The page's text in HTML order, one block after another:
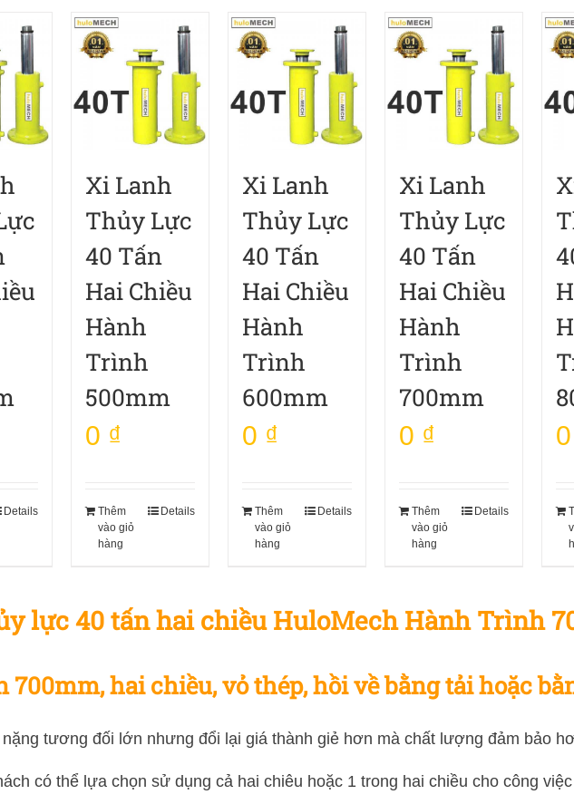
Details
Xi Lanh
Thủy Lực
40 Tấn
Hai Chiều
Hành
Trình
500mm
0 ₫
Thêm
vào giỏ
hàng
Details
Xi Lanh
Thủy Lực
40 Tấn
Hai Chiều
Hành
Trình
600mm
0 ₫
Thêm
vào giỏ
hàng
Details
Xi Lanh
Thủy Lực
40 Tấn
Hai Chiều
Hành
Trình
700mm
0 ₫
Thêm
vào giỏ
hàng
Details
0
lực 40 tấn hai chiều HuloMech Hành Trình
hai chiều, vỏ thép, hồi về bằng tải hoặc
tương đối lớn nhưng đổi lại giá thành giẻ hơn mà chất lượng đảm bảo
có thể lựa chọn sử dụng cả hai chiêu hoặc 1 trong hai chiều cho công việc